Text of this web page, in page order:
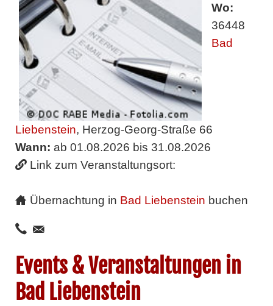
Wo:
36448
Bad
Liebenstein, Herzog-Georg-Straße 66
Wann: ab 01.08.2026 bis 31.08.2026
Link zum Veranstaltungsort:
Übernachtung in Bad Liebenstein buchen
Events & Veranstaltungen in
Bad Liebenstein